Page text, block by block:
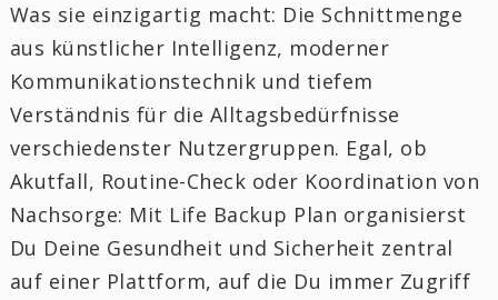
Was sie einzigartig macht: Die Schnittmenge
aus künstlicher Intelligenz, moderner
Kommunikationstechnik und tiefem
Verständnis für die Alltagsbedürfnisse
verschiedenster Nutzergruppen. Egal, ob
Akutfall, Routine-Check oder Koordination von
Nachsorge: Mit Life Backup Plan organisierst
Du Deine Gesundheit und Sicherheit zentral
auf einer Plattform, auf die Du immer Zugriff